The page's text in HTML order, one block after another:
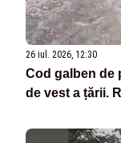
26 iul. 2026, 12:30
Cod galben de
de vest a țării.